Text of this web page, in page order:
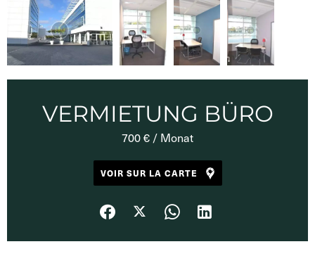
VERMIETUNG BÜRO
700 € / Monat
VOIR SUR LA CARTE